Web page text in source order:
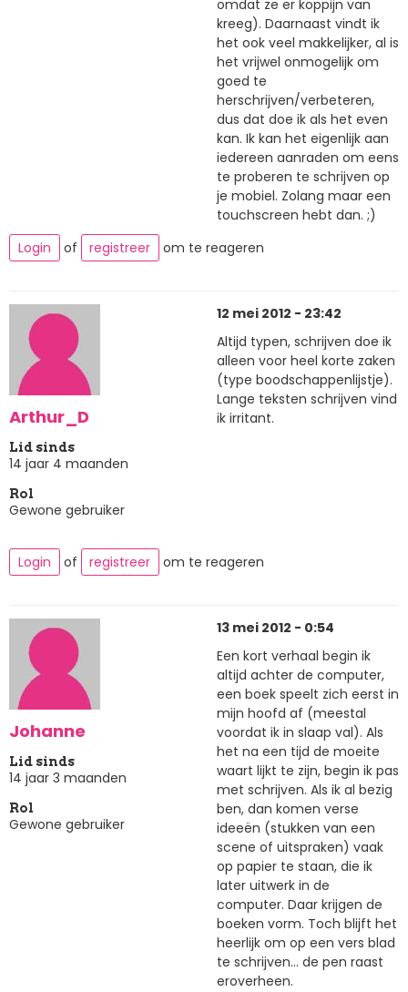
omdat ze er koppijn van
kreeg). Daarnaast vindt ik
het ook veel makkelijker, al is
het vrijwel onmogelijk om
goed te
herschrijven/verbeteren,
dus dat doe ik als het even
kan. Ik kan het eigenlijk aan
iedereen aanraden om eens
te proberen te schrijven op
je mobiel. Zolang maar een
touchscreen hebt dan. ;)
Login
of registreer om te reageren
Arthur_D
Lid sinds
14 jaar 4 maanden
Rol
Gewone gebruiker
12 mei 2012 - 23:42
Altijd typen, schrijven doe ik
alleen voor heel korte zaken
(type boodschappenlijstje).
Lange teksten schrijven vind
ik irritant.
Login of registreer om te reageren
Johanne
Lid sinds
14 jaar 3 maanden
Rol
Gewone gebruiker
13 mei 2012 - 0:54
Een kort verhaal begin ik
altijd achter de computer,
een boek speelt zich eerst in
mijn hoofd af (meestal
voordat ik in slaap val). Als
het na een tijd de moeite
waart lijkt te zijn, begin ik pas
met schrijven. Als ik al bezig
ben, dan komen verse
ideeën (stukken van een
scene of uitspraken) vaak
op papier te staan, die ik
later uitwerk in de
computer. Daar krijgen de
boeken vorm. Toch blijft het
heerlijk om op een vers blad
te schrijven... de pen raast
eroverheen.